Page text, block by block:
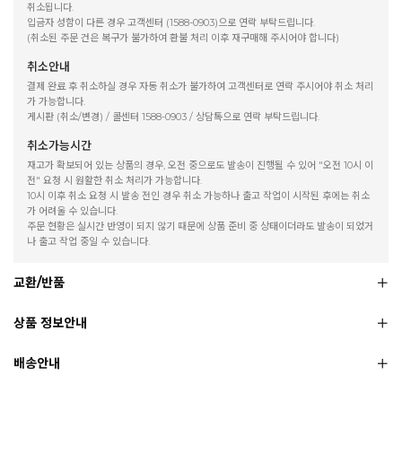
취소됩니다.
입금자 성함이 다른 경우 고객센터 (1588-0903)으로 연락 부탁드립니다.
(취소된 주문 건은 복구가 불가하여 환불 처리 이후 재구매해 주시어야 합니다)
취소안내
결제 완료 후 취소하실 경우 자동 취소가 불가하여 고객센터로 연락 주시어야 취소 처리
가 가능합니다.
게시판 (취소/변경) / 콜센터 1588-0903 / 상담톡으로 연락 부탁드립니다.
취소가능시간
재고가 확보되어 있는 상품의 경우, 오전 중으로도 발송이 진행될 수 있어 "오전 10시 이
전" 요청 시 원활한 취소 처리가 가능합니다.
10시 이후 취소 요청 시 발송 전인 경우 취소 가능하나 출고 작업이 시작된 후에는 취소
가 어려울 수 있습니다.
주문 현황은 실시간 반영이 되지 않기 때문에 상품 준비 중 상태이더라도 발송이 되었거
나 출고 작업 중일 수 있습니다.
교환/반품
상품 정보안내
배송안내